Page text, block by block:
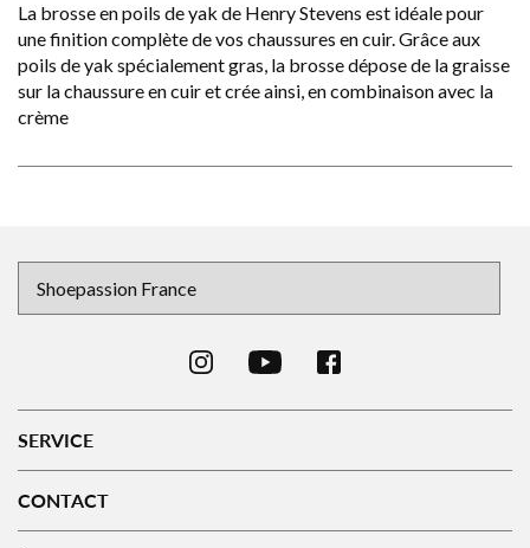
La brosse en poils de yak de Henry Stevens est idéale pour
une finition complète de vos chaussures en cuir. Grâce aux
poils de yak spécialement gras, la brosse dépose de la graisse
sur la chaussure en cuir et crée ainsi, en combinaison avec la
crème
SERVICE
CONTACT